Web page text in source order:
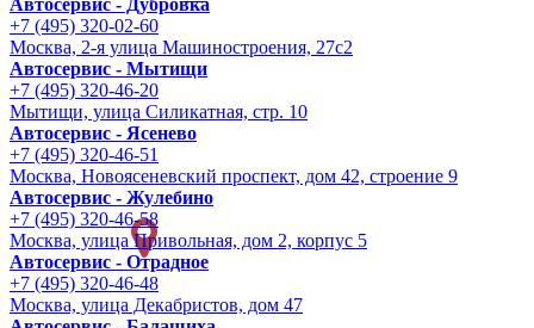
Автосервис - Дубровка
+7 (495) 320-02-60
Москва, 2-я улица Машиностроения, 27с2
Автосервис - Мытищи
+7 (495) 320-46-20
Мытищи, улица Силикатная, стр. 10
Автосервис - Ясенево
+7 (495) 320-46-51
Москва, Новоясеневский проспект, дом 42, строение 9
Автосервис - Жулебино
+7 (495) 320-46-58
Москва, улица Привольная, дом 2, корпус 5
Автосервис - Отрадное
+7 (495) 320-46-48
Москва, улица Декабристов, дом 47